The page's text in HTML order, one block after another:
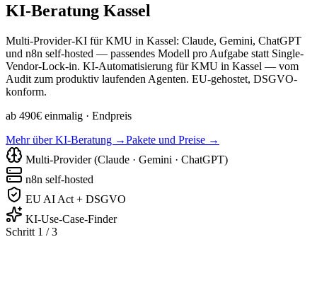
KI-Beratung Kassel
Multi-Provider-KI für KMU in Kassel: Claude, Gemini, ChatGPT
und n8n self-hosted — passendes Modell pro Aufgabe statt Single-
Vendor-Lock-in. KI-Automatisierung für KMU in Kassel — vom
Audit zum produktiv laufenden Agenten. EU-gehostet, DSGVO-
konform.
ab 490€ einmalig · Endpreis
Mehr über KI-Beratung →Pakete und Preise →
Multi-Provider (Claude · Gemini · ChatGPT)
n8n self-hosted
EU AI Act + DSGVO
KI-Use-Case-Finder
Schritt 1 / 3